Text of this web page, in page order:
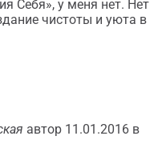
Себя», у меня нет. Нет
чистоты и уюта в
автор 11.01.2016 в